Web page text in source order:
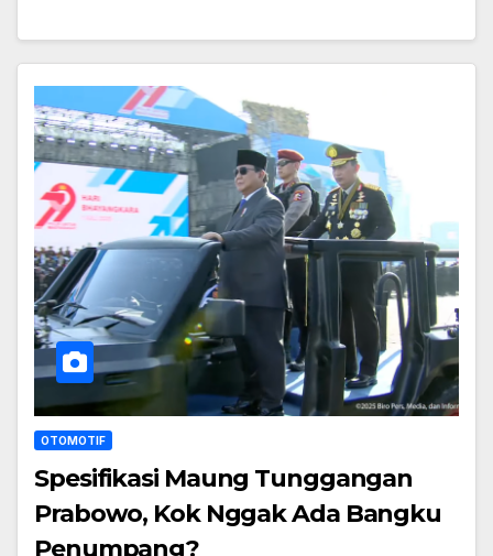
OTOMOTIF
Spesifikasi Maung Tunggangan
Prabowo, Kok Nggak Ada Bangku
Penumpang?